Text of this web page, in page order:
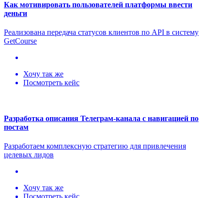
Как мотивировать пользователей платформы ввести
деньги
Реализована передача статусов клиентов по API в систему
GetCourse
Хочу так же
Посмотреть кейс
Разработка описания Телеграм-канала с навигацией по
постам
Разработаем комплексную стратегию для привлечения
целевых лидов
Хочу так же
Посмотреть кейс